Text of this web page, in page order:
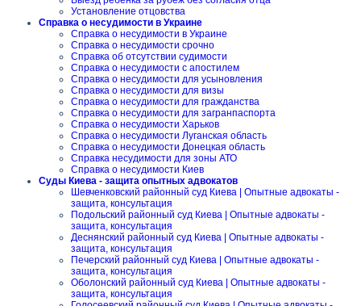
Установление отцовства
Справка о несудимости в Украине
Справка о несудимости в Украине
Справка о несудимости срочно
Справка об отсутствии судимости
Справка о несудимости с апостилем
Справка о несудимости для усыновления
Справка о несудимости для визы
Справка о несудимости для гражданства
Справка о несудимости для загранпаспорта
Справка о несудимости Харьков
Справка о несудимости Луганская область
Справка о несудимости Донецкая область
Справка несудимости для зоны АТО
Справка о несудимости Киев
Суды Киева - защита опытных адвокатов
Шевченковский районный суд Киева | Опытные адвокаты -
защита, консультация
Подольский районный суд Киева | Опытные адвокаты -
защита, консультация
Деснянский районный суд Киева | Опытные адвокаты -
защита, консультация
Печерский районный суд Киева | Опытные адвокаты -
защита, консультация
Оболонский районный суд Киева | Опытные адвокаты -
защита, консультация